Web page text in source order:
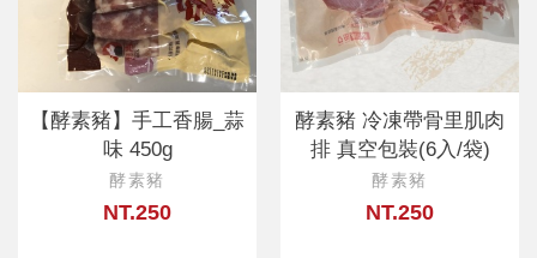
【酵素豬】手工香腸_蒜
味 450g
酵素豬
NT.250
酵素豬 冷凍帶骨里肌肉
排 真空包裝(6入/袋)
酵素豬
NT.250